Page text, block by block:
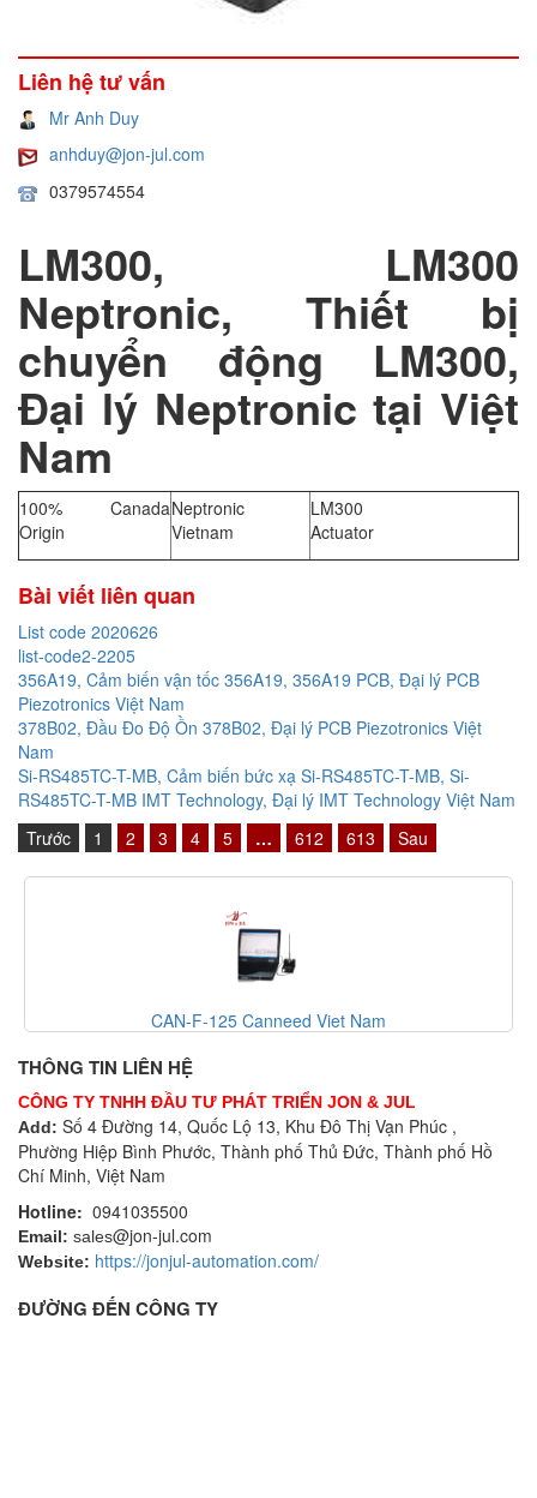
Liên hệ tư vấn
Mr Anh Duy
anhduy@jon-jul.com
0379574554
LM300, LM300
Neptronic, Thiết bị
chuyển động LM300,
Đại lý Neptronic tại Việt
Nam
100% Canada
Origin
Neptronic
Vietnam
LM300
Actuator
Bài viết liên quan
List code 2020626
list-code2-2205
356A19, Cảm biến vận tốc 356A19, 356A19 PCB, Đại lý PCB
Piezotronics Việt Nam
378B02, Đầu Đo Độ Ồn 378B02, Đại lý PCB Piezotronics Việt
Nam
Si-RS485TC-T-MB, Cảm biến bức xạ Si-RS485TC-T-MB, Si-
RS485TC-T-MB IMT Technology, Đại lý IMT Technology Việt Nam
Trước
1 2 3 4 5 … 612 613 Sau
CAN-F-125 Canneed Viet Nam
THÔNG TIN LIÊN HỆ
CÔNG TY TNHH ĐẦU TƯ PHÁT TRIỂN JON & JUL
Add: Số 4 Đường 14, Quốc Lộ 13, Khu Đô Thị Vạn Phúc ,
Phường Hiệp Bình Phước, Thành phố Thủ Đức, Thành phố Hồ
Chí Minh, Việt Nam
Hotline: 0941035500
Email: sales@jon-jul.com
Website: https://jonjul-automation.com/
ĐƯỜNG ĐẾN CÔNG TY